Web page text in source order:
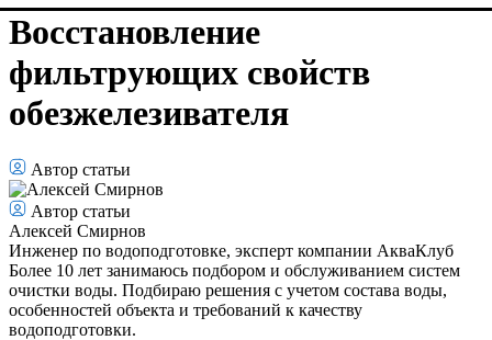
Восстановление
фильтрующих свойств
обезжелезивателя
Автор статьи
Автор статьи
Алексей Смирнов
Инженер по водоподготовке, эксперт компании АкваКлуб
Более 10 лет занимаюсь подбором и обслуживанием систем
очистки воды. Подбираю решения с учетом состава воды,
особенностей объекта и требований к качеству
водоподготовки.